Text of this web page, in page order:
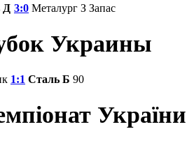
Д 3:0 Металург З Запас
Украины
1:1 Сталь Б 90
України